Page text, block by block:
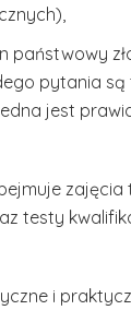
państwowy
pytania są
jest
zajęcia
testy
i